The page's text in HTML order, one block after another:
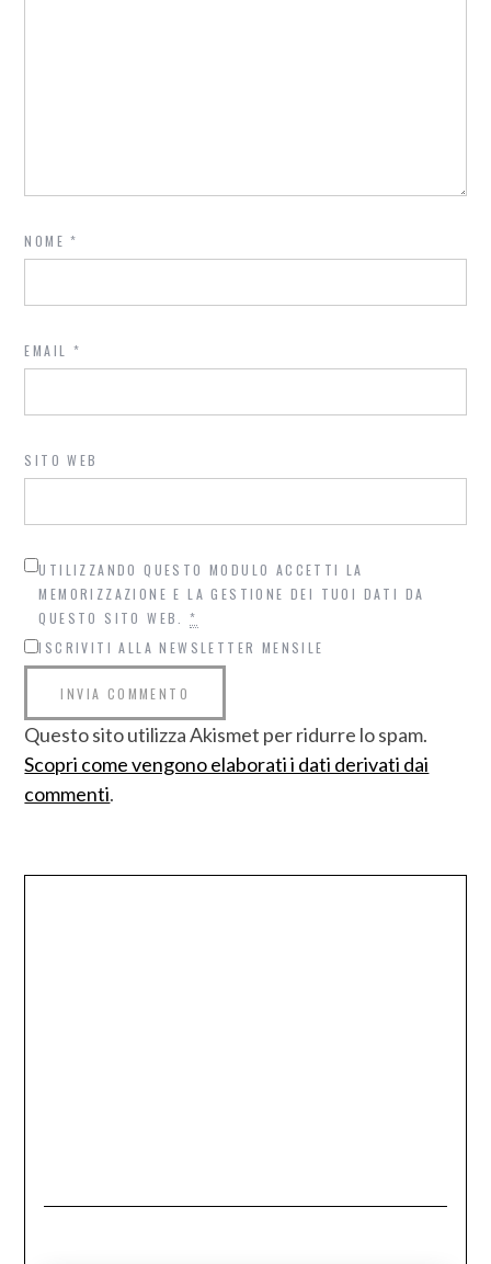
NOME*
EMAIL *
SITO WEB
UTILIZZANDO QUESTO MODULO ACCETTI LA
MEMORIZZAZIONE E LA GESTIONE DEI TUOI DATI DA
QUESTO SITO WEB.*
ISCRIVITI ALLA NEWSLETTER MENSILE
Questo sito utilizza Akismet per ridurre lo spam.
Scopri come vengono elaborati i dati derivati dai
commenti.